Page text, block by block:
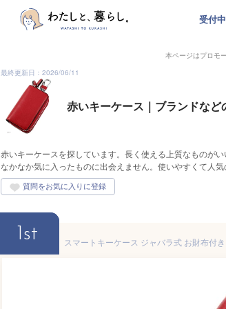
受付
本ページはプロモ
最終更新日：2026/06/11
赤いキーケース｜ブランドなど
赤いキーケースを探しています。長く使える上質なものが
なかなか気に入ったものに出会えません。使いやすくて人
1st